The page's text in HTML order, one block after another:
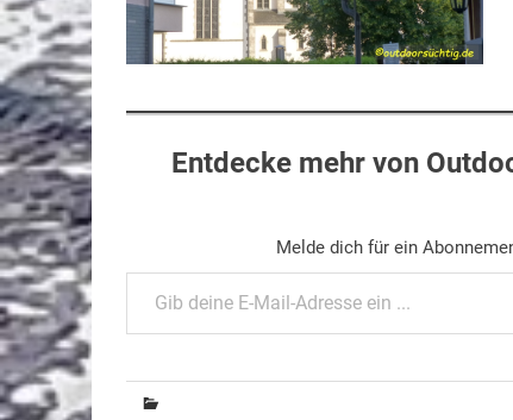
Entdecke mehr von
Melde dich für ein
Gib deine E-Mail-Adresse ein ...